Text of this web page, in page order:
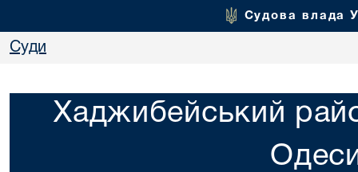
Судова влада
Суди
Хаджибейський